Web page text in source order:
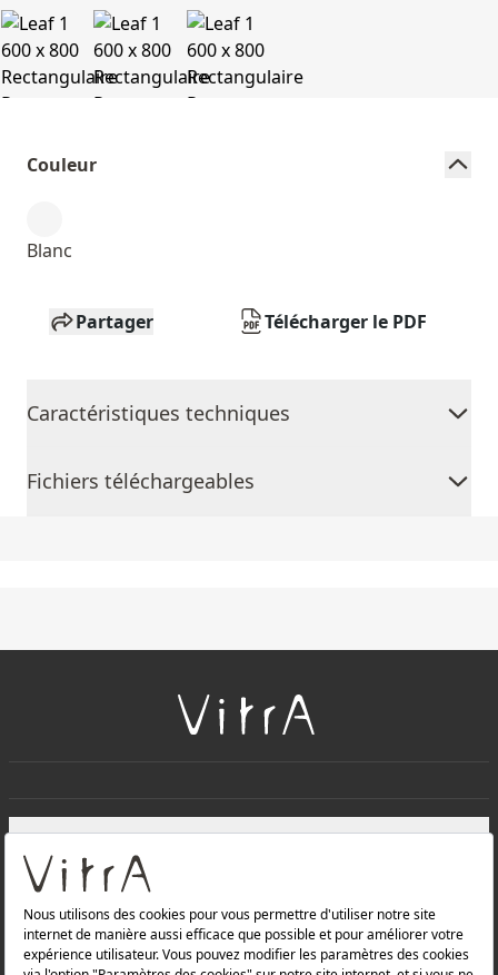
Couleur
Blanc
Partager Télécharger le PDF
Caractéristiques techniques
Fichiers téléchargeables
Produits